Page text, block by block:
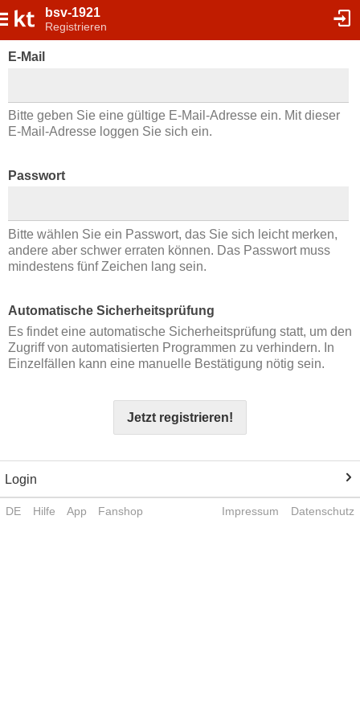
bsv-1921
Registrieren
E-Mail
Bitte geben Sie eine gültige E-Mail-Adresse ein. Mit dieser
E-Mail-Adresse loggen Sie sich ein.
Passwort
Bitte wählen Sie ein Passwort, das Sie sich leicht merken,
andere aber schwer erraten können. Das Passwort muss
mindestens fünf Zeichen lang sein.
Automatische Sicherheitsprüfung
Es findet eine automatische Sicherheitsprüfung statt, um den
Zugriff von automatisierten Programmen zu verhindern. In
Einzelfällen kann eine manuelle Bestätigung nötig sein.
Jetzt registrieren!
Login
DE Hilfe App Fanshop Impressum Datenschutz